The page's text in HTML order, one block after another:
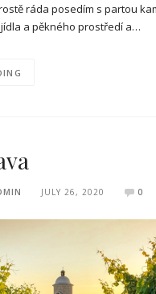
ráda posedím s partou
a pěkného prostředí a…
JULY 26, 2020 0